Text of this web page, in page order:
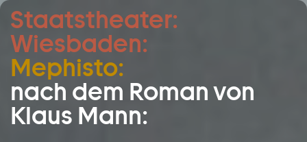
Zum Hauptinhalt springen
Zum Footer springen
Staatstheater:
Wiesbaden:
Mephisto:
nach dem Roman von
Klaus Mann: